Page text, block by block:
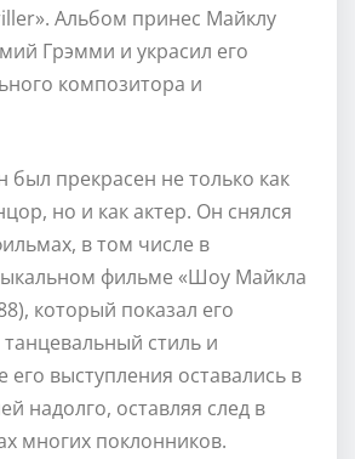
Альбом принес Майклу
Грэмми и украсил его
композитора и
был прекрасен не только как
но и как актер. Он снялся
в том числе в
фильме «Шоу Майкла
который показал его
стиль и
его выступления оставались в
надолго, оставляя след в
многих поклонников.